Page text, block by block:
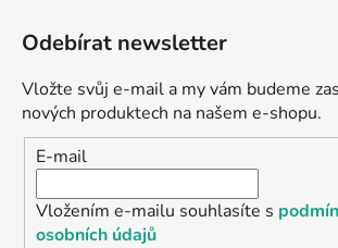
Odebírat newsletter
Vložte svůj e-mail a my vám budeme
nových produktech na našem e-shopu.
E-mail
Vložením e-mailu souhlasíte s
osobních údajů